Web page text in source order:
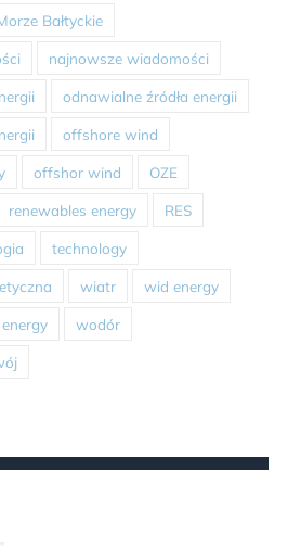
Bałtyckie
najnowsze wiadomości
odnawialne źródła energii
offshore wind
offshor wind OZE
renewables energy RES
technology
wiatr wid energy
wodór